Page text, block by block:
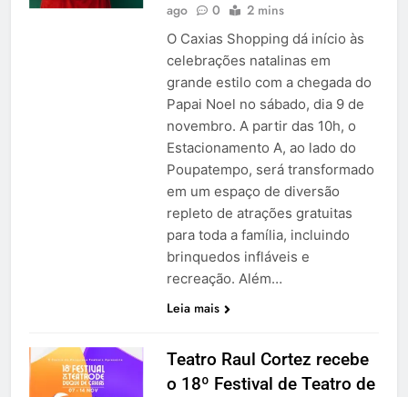
ago
0 2 mins
O Caxias Shopping dá início às
celebrações natalinas em
grande estilo com a chegada do
Papai Noel no sábado, dia 9 de
novembro. A partir das 10h, o
Estacionamento A, ao lado do
Poupatempo, será transformado
em um espaço de diversão
repleto de atrações gratuitas
para toda a família, incluindo
brinquedos infláveis e
recreação. Além…
Leia mais
Teatro Raul Cortez recebe
o 18º Festival de Teatro de